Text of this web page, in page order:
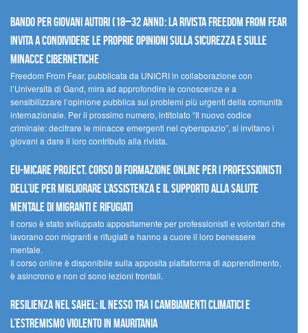
Bando per giovani autori (18–32 anni): la Rivista Freedom From Fear
invita a condividere le proprie opinioni sulla sicurezza e sulle
minacce cibernetiche
Freedom From Fear, pubblicata da UNICRI in collaborazione con
l’Università di Gand, mira ad approfondire le conoscenze e a
sensibilizzare l’opinione pubblica sui problemi più urgenti della comunità
internazionale. Per il prossimo numero, intitolato “Il nuovo codice
criminale: decifrare le minacce emergenti nel cyberspazio”, si invitano i
giovani a dare il loro contributo alla rivista.
EU-MiCare Project. Corso di formazione online per i professionisti
dell’UE per migliorare l’assistenza e il supporto alla salute
mentale di migranti e rifugiati
Il corso è stato sviluppato appositamente per professionisti e volontari che
lavorano con migranti e rifugiati e hanno a cuore il loro benessere
mentale.
Il corso online è disponibile sulla apposita piattaforma di apprendimento,
è asincrono e non ci sono lezioni frontali.
Resilienza nel Sahel: il nesso tra i cambiamenti climatici e
l’estremismo violento in Mauritania